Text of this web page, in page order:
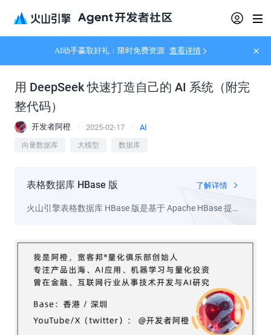
AI动手赢取好礼：限时免费资源 查看详情
用 DeepSeek 快速打造自己的 AI 系统（附完
整代码）
开发者阿橙 2025-02-17 AI
向量数据库 大模型 数据库
表格数据库 HBase 版 了解详情
火山引擎表格数据库 HBase 版是基于 Apache HBase 提供